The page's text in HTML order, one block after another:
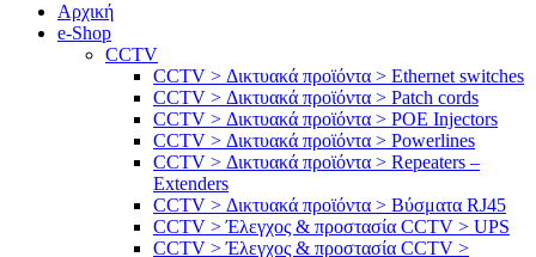
Αρχική
e-Shop
CCTV
CCTV > Δικτυακά προϊόντα > Ethernet switches
CCTV > Δικτυακά προϊόντα > Patch cords
CCTV > Δικτυακά προϊόντα > POE Injectors
CCTV > Δικτυακά προϊόντα > Powerlines
CCTV > Δικτυακά προϊόντα > Repeaters –
Extenders
CCTV > Δικτυακά προϊόντα > Βύσματα RJ45
CCTV > Έλεγχος & προστασία CCTV > UPS
CCTV > Έλεγχος & προστασία CCTV >